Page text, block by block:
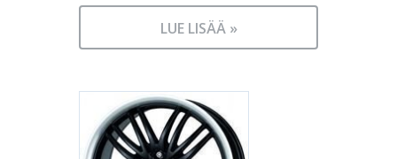
LUE LISÄÄ »